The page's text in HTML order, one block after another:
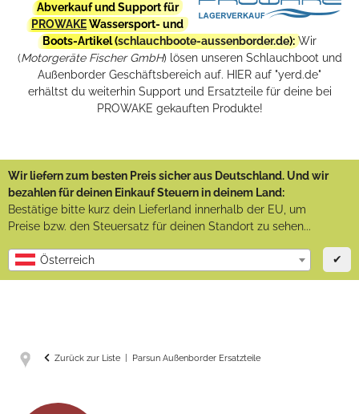
Abverkauf und Support für
PROWAKEWassersport- und
Boots-Artikel (schlauchboote-aussenborder.de): Wir
(Motorgeräte Fischer GmbH) lösen unseren Schlauchboot und
Außenborder Geschäftsbereich auf. HIER auf "yerd.de"
erhältst du weiterhin Support und Ersatzteile für deine bei
PROWAKE gekauften Produkte!
Wir liefern zum besten Preis sicher aus Deutschland. Und wir
bezahlen für deinen Einkauf Steuern in deinem Land:
Bestätige bitte kurz dein Lieferland innerhalb der EU, um
Preise bzw. den Steuersatz für deinen Standort zu sehen...
Österreich ✔
Zurück zur Liste Parsun Außenborder Ersatzteile